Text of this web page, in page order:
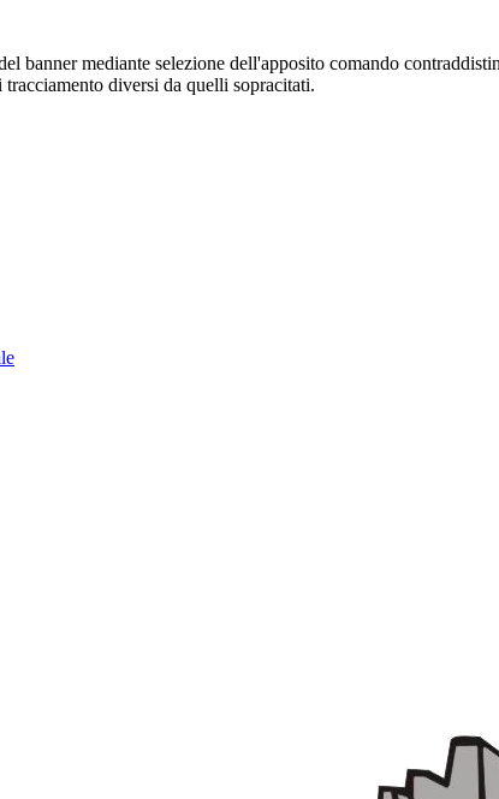
banner mediante selezione dell'apposito comando
diversi da quelli sopracitati.